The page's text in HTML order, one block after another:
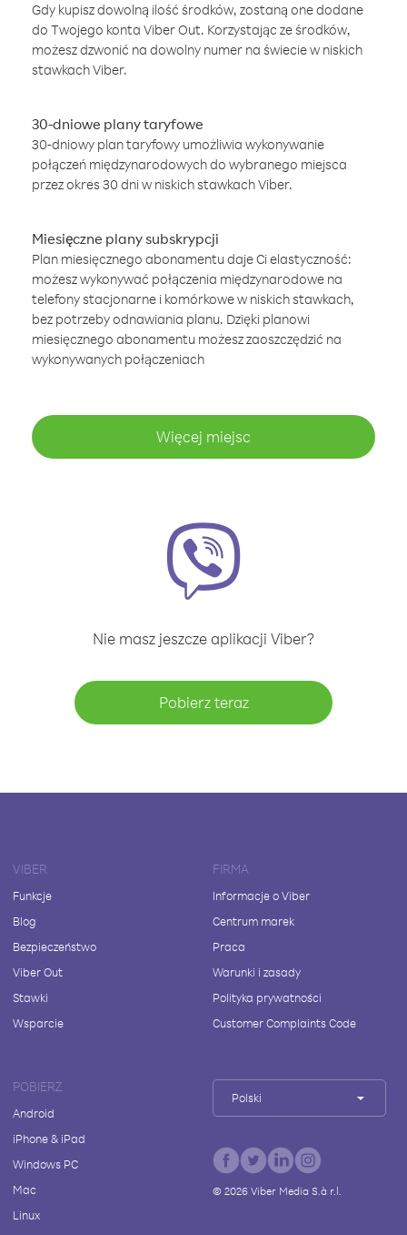
Gdy kupisz dowolną ilość środków, zostaną one dodane
do Twojego konta Viber Out. Korzystając ze środków,
możesz dzwonić na dowolny numer na świecie w niskich
stawkach Viber.
30-dniowe plany taryfowe
30-dniowy plan taryfowy umożliwia wykonywanie
połączeń międzynarodowych do wybranego miejsca
przez okres 30 dni w niskich stawkach Viber.
Miesięczne plany subskrypcji
Plan miesięcznego abonamentu daje Ci elastyczność:
możesz wykonywać połączenia międzynarodowe na
telefony stacjonarne i komórkowe w niskich stawkach,
bez potrzeby odnawiania planu. Dzięki planowi
miesięcznego abonamentu możesz zaoszczędzić na
wykonywanych połączeniach
Więcej miejsc
Nie masz jeszcze aplikacji Viber?
Pobierz teraz
VIBER
Funkcje
Blog
Bezpieczeństwo
Viber Out
Stawki
Wsparcie
FIRMA
Informacje o Viber
Centrum marek
Praca
Warunki i zasady
Polityka prywatności
Customer Complaints Code
POBIERZ
Android
iPhone & iPad
Windows PC
Mac
Linux
Polski
© 2026Viber Media S.à r.l.